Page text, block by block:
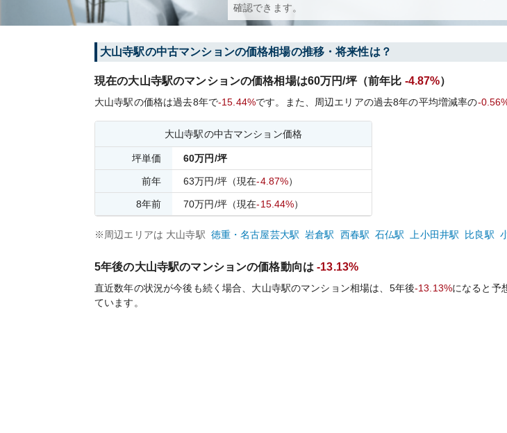
確認できます。
大山寺駅の中古マンションの価格相場の推移・将来性は？
現在の大山寺駅のマンションの価格相場は60万円/坪（前年比 -4.87%）
大山寺駅の価格は過去8年で-15.44%です。 また、周辺エリアの過去8年の平均増減率の-
大山寺駅の中古マンション価格
坪単価 60万円/坪
前年 63万円/坪（現在-4.87%）
8年前 70万円/坪（現在-15.44%）
※周辺エリアは 大山寺駅 徳重・名古屋芸大駅 岩倉駅 西春駅 石仏駅 上小田井駅 比良駅
5年後の大山寺駅のマンションの価格動向は -13.13%
直近数年の状況が今後も続く場合、 大山寺駅のマンション相場は、5年後-13.13%になると予
ています。